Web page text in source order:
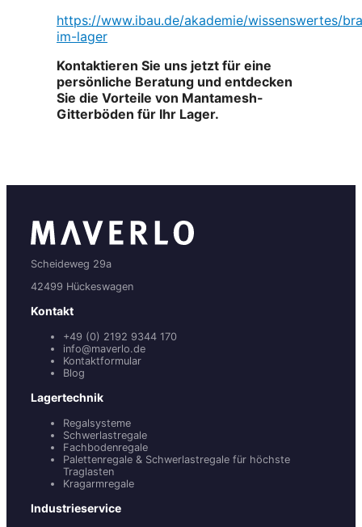
https://www.ibau.de/akademie/wissenswertes/
im-lager
Kontaktieren Sie uns jetzt für eine
persönliche Beratung und entdecken
Sie die Vorteile von Mantamesh-
Gitterböden für Ihr Lager.
Scheideweg 29a
42499 Hückeswagen
Kontakt
+49 (0) 2192 9344 170
info@maverlo.de
Kontaktformular
Blog
Lagertechnik
Regalsysteme
Schwerlastregale
Fachbodenregale
Palettenregale & Schwerlastregale für höchste
Traglasten
Kragarmregale
Industrieservice